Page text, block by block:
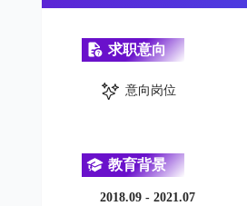
求职意向
意向岗位
教育背景
2018.09 - 2021.07